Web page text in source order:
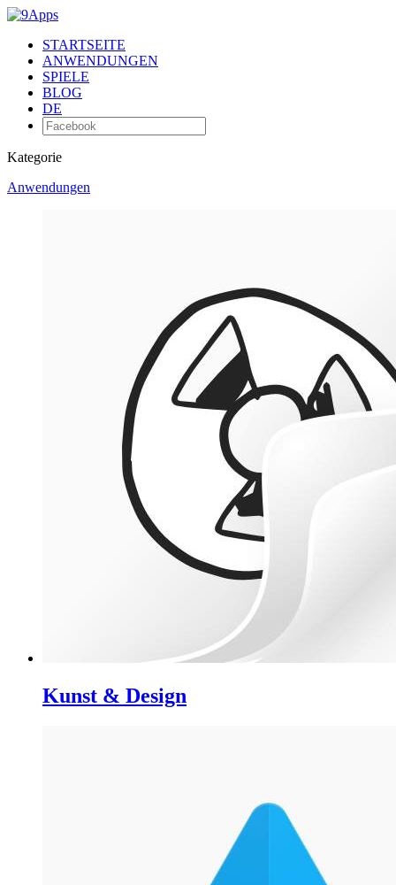
STARTSEITE
ANWENDUNGEN
SPIELE
BLOG
DE
Kategorie
Anwendungen
Kunst & Design